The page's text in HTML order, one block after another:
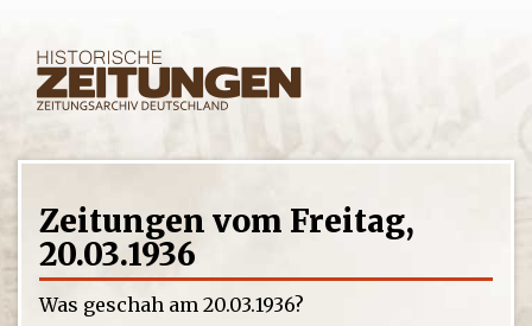
Zeitungen vom Freitag,
20.03.1936
Was geschah am 20.03.1936?